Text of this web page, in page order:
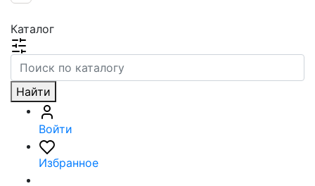
Каталог
Найти
Войти
Избранное